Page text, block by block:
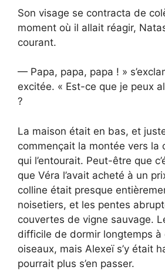
Son visage se contracta de
moment où il allait réagir,
courant.
— Papa, papa, papa ! »
excitée. « Est-ce que je peux
?
La maison était en bas, et
commençait la montée vers la
qui l’entourait. Peut-être que
que Véra l’avait acheté à un
colline était presque
noisetiers, et les pentes
couvertes de vigne sauvage.
difficile de dormir longtemps à
oiseaux, mais Alexeï s’y était
pourrait plus s’en passer.